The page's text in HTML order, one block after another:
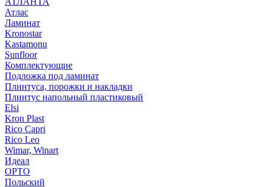
Атлас
Ламинат
Kronostar
Kastamonu
Sunfloor
Комплектующие
Подложка под ламинат
Плинтуса, порожки и накладки
Плинтус напольный пластиковый
Elsi
Kron Plast
Rico Capri
Rico Leo
Wimar, Winart
Идеал
ОРТО
Польский